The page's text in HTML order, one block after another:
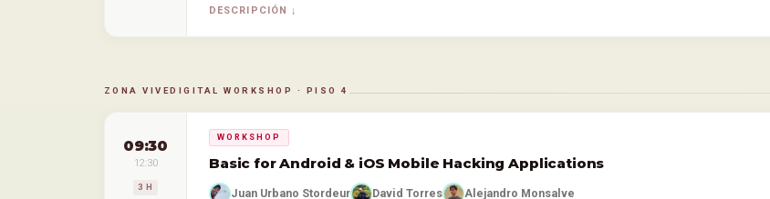
DESCRIPCIÓN
ZONA VIVEDIGITAL WORKSHOP · PISO 4
09:30
12:30
3 H
WORKSHOP
Basic for Android & iOS Mobile Hacking Applications
Juan Urbano Stordeur David Torres Alejandro Monsalve